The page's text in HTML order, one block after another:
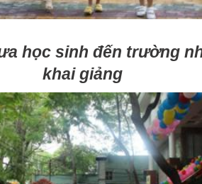
học sinh đến trường
khai giảng